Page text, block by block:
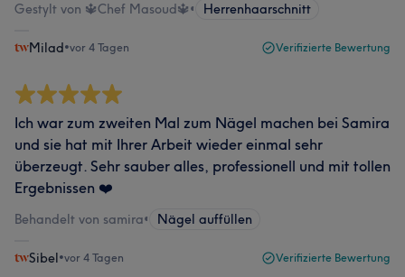
Gestylt von 🔱Chef Masoud🔱• Herrenhaarschnitt
Milad•vor 4 Tagen Verifizierte Bewertung
Ich war zum zweiten Mal zum Nägel machen bei Samira
und sie hat mit Ihrer Arbeit wieder einmal sehr
überzeugt. Sehr sauber alles, professionell und mit tollen
Ergebnissen ❤️
Behandelt von samira• Nägel auffüllen
Sibel•vor 4 Tagen Verifizierte Bewertung